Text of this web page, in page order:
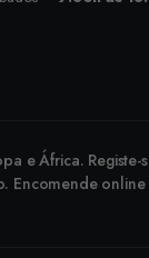
e África. Registe-
Encomende